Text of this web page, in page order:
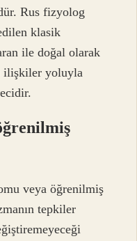
Rus fizyolog
klasik
ile doğal olarak
ilişkiler yoluyla
veya öğrenilmiş
tepkiler